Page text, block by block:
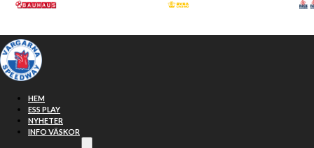
Hoppa till huvudinnehåll
HEM
ESS PLAY
NYHETER
INFO VÄSKOR